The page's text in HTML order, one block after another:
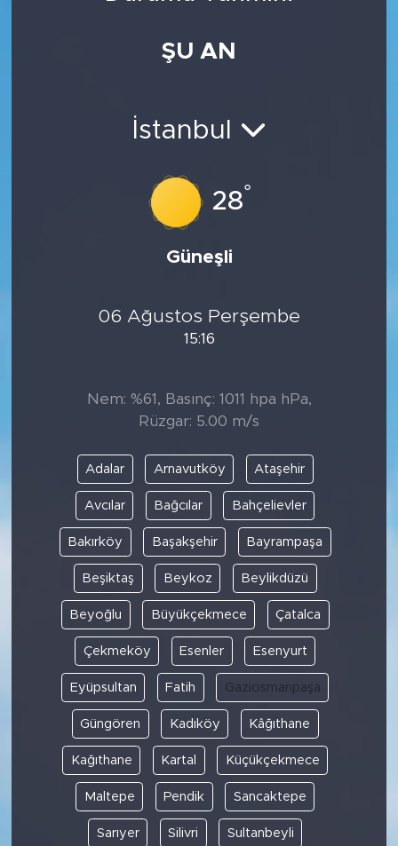
ŞU AN
İstanbul
28°
Güneşli
06 Ağustos Perşembe
15:16
Nem: %61, Basınç: 1011 hpa hPa,
Rüzgar: 5.00 m/s
Adalar Arnavutköy Ataşehir
Avcılar Bağcılar Bahçelievler
Bakırköy Başakşehir Bayrampaşa
Beşiktaş Beykoz Beylikdüzü
Beyoğlu Büyükçekmece Çatalca
Çekmeköy Esenler Esenyurt
Eyüpsultan Fatih Gaziosmanpaşa
Güngören Kadıköy Kâğıthane
Kağıthane Kartal Küçükçekmece
Maltepe Pendik Sancaktepe
Sarıyer Silivri Sultanbeyli
GURBETTEN SILAYA
Ulusal Son Dakika Haberleri